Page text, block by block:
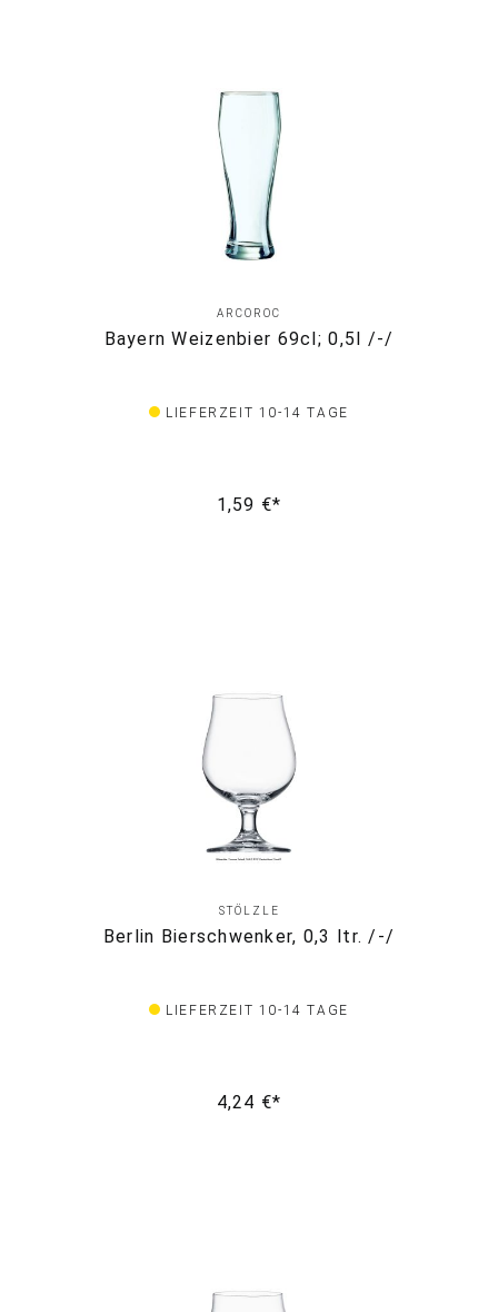
ARCOROC
Bayern Weizenbier 69cl; 0,5l /-/
LIEFERZEIT 10-14 TAGE
1,59 €*
STÖLZLE
Berlin Bierschwenker, 0,3 ltr. /-/
LIEFERZEIT 10-14 TAGE
4,24 €*